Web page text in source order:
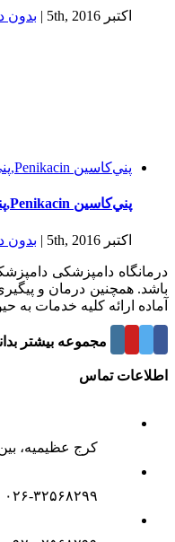
اکتبر 5th, 2016 | بدون
پني‌كاسين Penikacin,پني سيلين جي پروكائين + كانامايسين
پني‌كاسين Penikacin,پني سيلين جي پروكائين + كانامايسين
اکتبر 5th, 2016 | بدون
باشد. همچنین درمان و
آماده ارائه کلیه خدمات
درباره این مجموعه بیشتر
اطلاعات تماس
کرج عظیمیه،
۰۲۶-۳۲۵۶۸۲۹۹